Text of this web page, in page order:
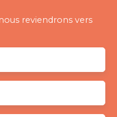
reviendrons vers